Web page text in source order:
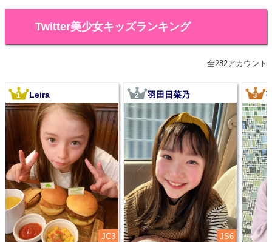
Twitter美少女キッズランキング
全282アカウント
1 Leira
JC3
2 羽田日菜乃
JS6
3